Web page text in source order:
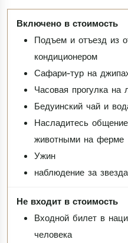
Подъем и отъезд из
кондиционером
Сафари-тур на
Часовая прогулка на
Бедуинский чай и
Насладитесь
животными на ферме
Ужин
наблюдение за
Входной билет в
человека